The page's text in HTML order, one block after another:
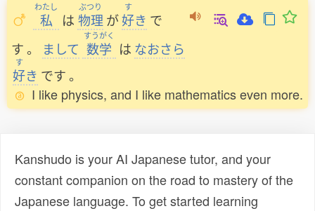
わたし
私 は
ぶつり
物理 が
す
好き で
す。 まして
すうがく
数学 は なおさら
す
好き です。
I like physics, and I like mathematics even more.
Kanshudo is your AI Japanese tutor, and your
constant companion on the road to mastery of the
Japanese language. To get started learning